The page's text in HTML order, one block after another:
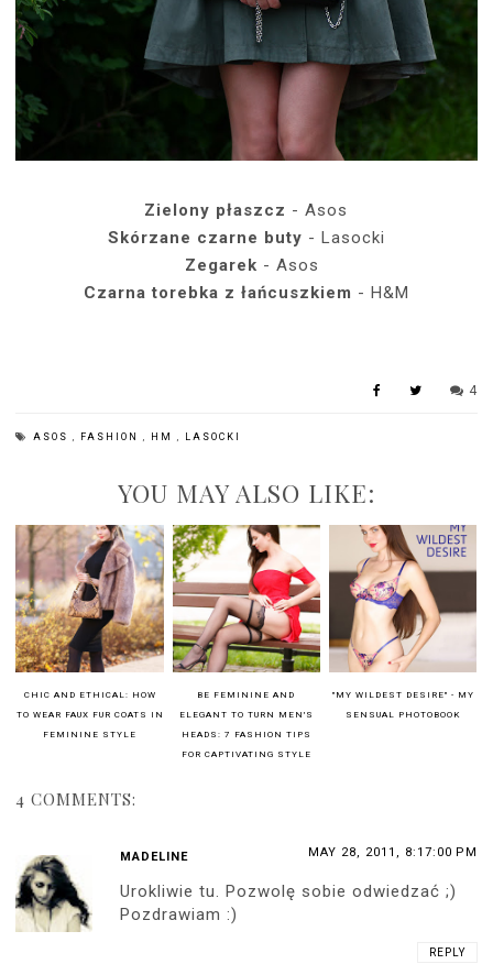
Zielony płaszcz - Asos
Skórzane czarne buty - Lasocki
Zegarek - Asos
Czarna torebka z łańcuszkiem - H&M
4
ASOS, FASHION, HM, LASOCKI
YOU MAY ALSO LIKE:
CHIC AND ETHICAL: HOW
TO WEAR FAUX FUR COATS IN
FEMININE STYLE
BE FEMININE AND
ELEGANT TO TURN MEN'S
HEADS: 7 FASHION TIPS
FOR CAPTIVATING STYLE
"MY WILDEST DESIRE" - MY
SENSUAL PHOTOBOOK
4 COMMENTS:
MADELINE MAY 28, 2011, 8:17:00 PM
Urokliwie tu. Pozwolę sobie odwiedzać ;)
Pozdrawiam :)
REPLY